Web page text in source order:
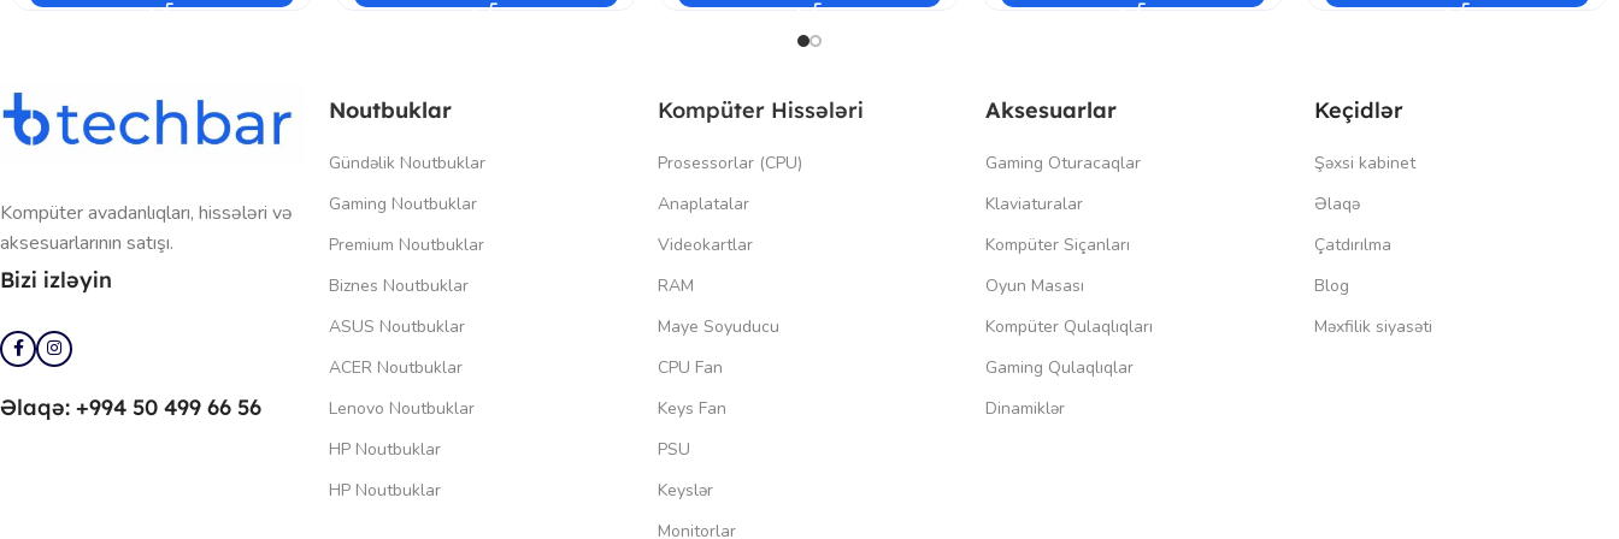
Kompüter avadanlıqları, hissələri və
aksesuarlarının satışı.
Bizi izləyin
Əlaqə: +994 50 499 66 56
Noutbuklar
Gündəlik Noutbuklar
Gaming Noutbuklar
Premium Noutbuklar
Biznes Noutbuklar
ASUS Noutbuklar
ACER Noutbuklar
Lenovo Noutbuklar
HP Noutbuklar
HP Noutbuklar
Kompüter Hissələri
Prosessorlar (CPU)
Anaplatalar
Videokartlar
RAM
Maye Soyuducu
CPU Fan
Keys Fan
PSU
Keyslər
Monitorlar
Aksesuarlar
Gaming Oturacaqlar
Klaviaturalar
Kompüter Siçanları
Oyun Masası
Kompüter Qulaqlıqları
Gaming Qulaqlıqlar
Dinamiklər
Keçidlər
Şəxsi kabinet
Əlaqə
Çatdırılma
Blog
Məxfilik siyasəti